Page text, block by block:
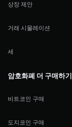
상장 제안
거래 시물레이션
세
암호화폐 더 구매하기
비트코인 구매
도지코인 구매